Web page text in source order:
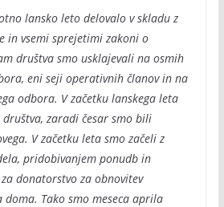
lansko leto delovalo v skladu z
in vsemi sprejetimi zakoni o
društva smo usklajevali na osmih
eni seji operativnih članov in na
odbora. V začetku lanskega leta
zaradi česar smo bili
V začetku leta smo začeli z
pridobivanjem ponudb in
donatorstvo za obnovitev
doma. Tako smo meseca aprila